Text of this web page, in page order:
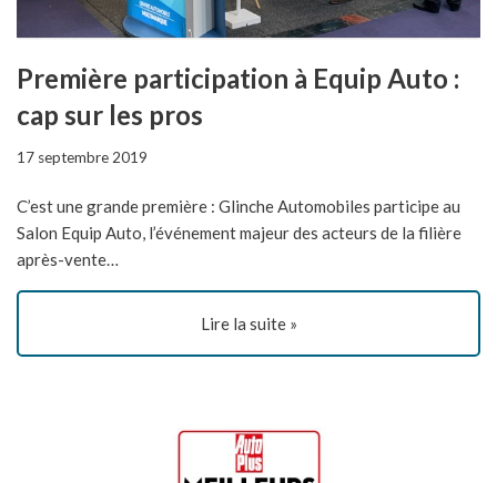
Première participation à Equip Auto :
cap sur les pros
17 septembre 2019
C’est une grande première : Glinche Automobiles participe au
Salon Equip Auto, l’événement majeur des acteurs de la filière
après-vente…
Lire la suite »